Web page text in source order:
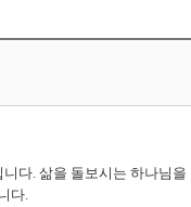
다. 삶을 돌보시는 하나님
다.